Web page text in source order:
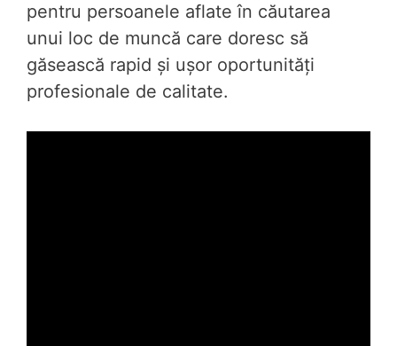
pentru persoanele aflate în căutarea
unui loc de muncă care doresc să
găsească rapid și ușor oportunități
profesionale de calitate.